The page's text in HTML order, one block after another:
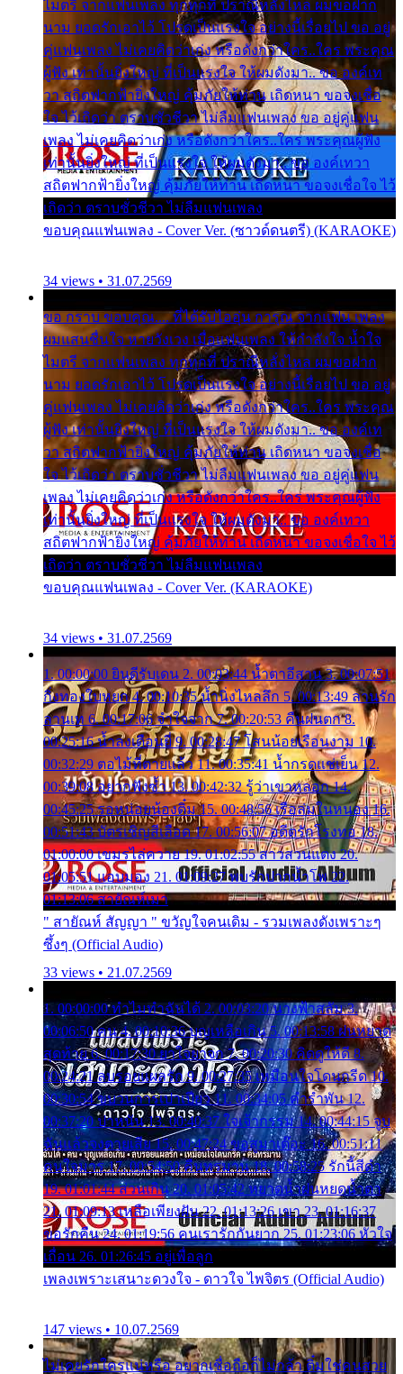
ไมตรี จากแฟนเพลง ทุกทุกที่ ปราณีหลั่งไหล ผมขอฝาก
นาม ยอดรักเอาไว้ โปรดเป็นแรงใจ อย่างนี้เรื่อยไป ขอ อยู่
คู่แฟนเพลง ไม่เคยคิดว่าเก่ง หรือดังกว่าใคร..ใคร พระคุณ
ผู้ฟัง เท่านั้นยิ่งใหญ่ ที่เป็นแรงใจ ให้ผมดังมา.. ขอ องค์เท
วา สถิตฟากฟ้ายิ่งใหญ่ คุ้มภัยให้ท่าน เถิดหนา ขอจงเชื่อ
ใจ ไว้เถิดว่า ตราบชั่วชีวา ไม่ลืมแฟนเพลง ขอ อยู่คู่แฟน
เพลง ไม่เคยคิดว่าเก่ง หรือดังกว่าใคร..ใคร พระคุณผู้ฟัง
เท่านั้นยิ่งใหญ่ ที่เป็นแรงใจ ให้ผมดังมา.. ขอ องค์เทวา
สถิตฟากฟ้ายิ่งใหญ่ คุ้มภัยให้ท่าน เถิดหนา ขอจงเชื่อใจ ไว้
เถิดว่า ตราบชั่วชีวา ไม่ลืมแฟนเพลง
ขอบคุณแฟนเพลง - Cover Ver. (ซาวด์ดนตรี) (KARAOKE)
34 views • 31.07.2569
ขอ กราบ ขอบคุณ.... ที่ได้รับไออุ่น การุณ จากแฟน เพลง
ผมแสนชื่นใจ หายวังเวง เมื่อแฟนเพลง ให้กำลังใจ น้ำใจ
ไมตรี จากแฟนเพลง ทุกทุกที่ ปราณีหลั่งไหล ผมขอฝาก
นาม ยอดรักเอาไว้ โปรดเป็นแรงใจ อย่างนี้เรื่อยไป ขอ อยู่
คู่แฟนเพลง ไม่เคยคิดว่าเก่ง หรือดังกว่าใคร..ใคร พระคุณ
ผู้ฟัง เท่านั้นยิ่งใหญ่ ที่เป็นแรงใจ ให้ผมดังมา.. ขอ องค์เท
วา สถิตฟากฟ้ายิ่งใหญ่ คุ้มภัยให้ท่าน เถิดหนา ขอจงเชื่อ
ใจ ไว้เถิดว่า ตราบชั่วชีวา ไม่ลืมแฟนเพลง ขอ อยู่คู่แฟน
เพลง ไม่เคยคิดว่าเก่ง หรือดังกว่าใคร..ใคร พระคุณผู้ฟัง
เท่านั้นยิ่งใหญ่ ที่เป็นแรงใจ ให้ผมดังมา.. ขอ องค์เทวา
สถิตฟากฟ้ายิ่งใหญ่ คุ้มภัยให้ท่าน เถิดหนา ขอจงเชื่อใจ ไว้
เถิดว่า ตราบชั่วชีวา ไม่ลืมแฟนเพลง
ขอบคุณแฟนเพลง - Cover Ver. (KARAOKE)
34 views • 31.07.2569
1. 00:00:00 ยินดีรับเดน 2. 00:03:44 น้ำตาอีสาน 3. 00:07:51
กิ่งทองใบหยก 4. 00:10:35 น้ำนิ่งไหลลึก 5. 00:13:49 ลานรัก
ลานเท 6. 00:17:06 จำใจจาก 7. 00:20:53 คืนฝนตก 8.
00:25:16 น้ำลงเดือนยี่ 9. 00:28:47 โสนน้อยเรือนงาม 10.
00:32:29 ตอไม้ที่ตายแล้ว 11. 00:35:41 น้ำกรดแช่เย็น 12.
00:39:08 อยากฟังซ้ำ 13. 00:42:32 รู้ว่าเขาหลอก 14.
00:45:25 รอหน่อยน้องติ๋ม 15. 00:48:56 เรือล่มในหนอง 16.
00:51:43 บัตรเชิญสีเลือด 17. 00:56:07 อดีตรักโรงทอ 18.
01:00:00 เขมรไล่ควาย 19. 01:02:55 สาวสวนแตง 20.
01:05:51 แอบมอง 21. 01:09:27 พบรักปากน้ำโพ 22.
01:13:06 สายัณห์เมา
" สายัณห์ สัญญา " ขวัญใจคนเดิม - รวมเพลงดังเพราะๆ
ซึ้งๆ (Official Audio)
33 views • 21.07.2569
1. 00:00:00 ทำไมทำฉันได้ 2. 00:03:20 นางฟ้าสลัม 3.
00:06:50 คน 4. 00:10:36 บุญเหลือเกิน 5. 00:13:58 ฝนหยาด
สุดท้าย 6. 00:17:30 ยาใจยาจก 7. 00:20:30 คิดดูให้ดี 8.
00:24:21 ลบรอยแผลรัก 9. 00:27:35 เหมือนใจโดนกรีด 10.
00:30:54 ขบวนการเปาเปียว 11. 00:34:05 คำรำพัน 12.
00:37:20 ปาหนัน 13. 00:40:37 ใจเจ้ากรรม 14. 00:44:15 จูบ
ฉันแล้วจงตายเสีย 15. 00:47:24 ขอสูมาเต๊อะ 16. 00:51:11
คนใจมาร 17. 00:54:50 คืนทรมาน 18. 00:58:25 รักนี้สีดำ
19. 01:01:44 ส่วนเกิน 20. 01:05:42 หยาดน้ำฝนหยดน้ำตา
21. 01:09:13 เหลือเพียงฝัน 22. 01:13:26 เขา 23. 01:16:37
ขอรักคืน 24. 01:19:56 คนเรารักกันยาก 25. 01:23:06 หัวใจ
เถื่อน 26. 01:26:45 อยู่เพื่อลูก
เพลงเพราะเสนาะดวงใจ - ดาวใจ ไพจิตร (Official Audio)
147 views • 10.07.2569
ไม่เคยรักใครแน่หรือ อยากเชื่อถือก็ไม่กล้า ติ๋มใช่คนสวย